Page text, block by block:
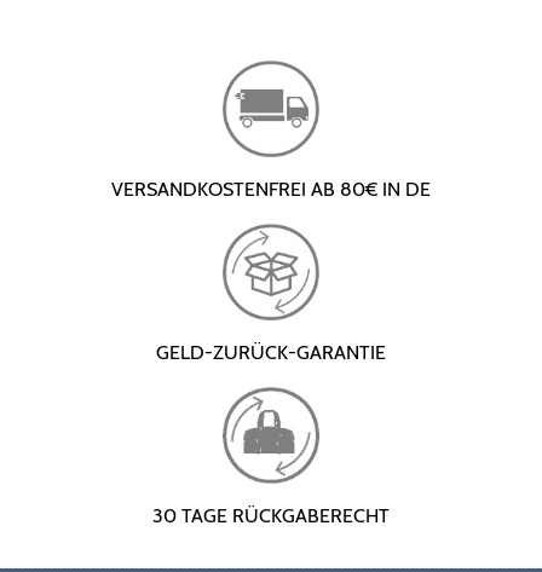
VERSANDKOSTENFREI AB 80€ IN DE
GELD-ZURÜCK-GARANTIE
30 TAGE RÜCKGABERECHT